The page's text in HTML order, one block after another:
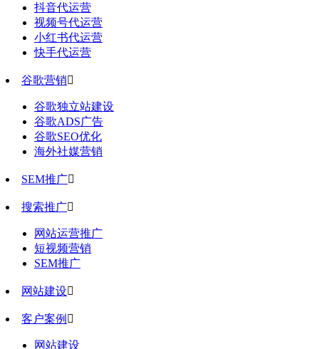
抖音代运营
视频号代运营
小红书代运营
快手代运营
谷歌营销
谷歌独立站建设
谷歌ADS广告
谷歌SEO优化
海外社媒营销
SEM推广
搜索推广
网站运营推广
短视频营销
SEM推广
网站建设
客户案例 
网站建设